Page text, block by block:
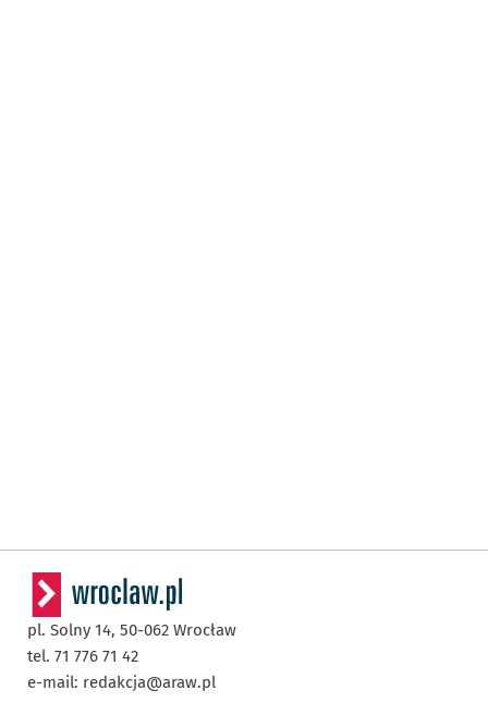
pl. Solny 14, 50-062 Wrocław
tel. 71 776 71 42
e-mail: redakcja@araw.pl